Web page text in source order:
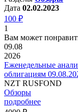
Дата 02.02.2023
100 ₽
1
Вам может
09.08
2026
Еженедельные
облигациям
NZT RUSFOND
Обзоры
подробнее